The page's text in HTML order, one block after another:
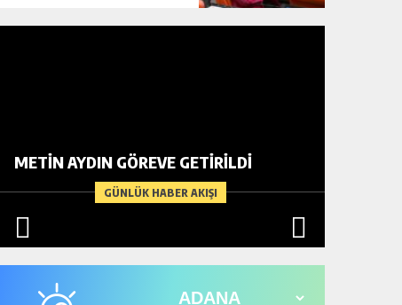
GÜNLÜK HABER AKIŞI
METİN AYDIN GÖREVE GETİRİLDİ